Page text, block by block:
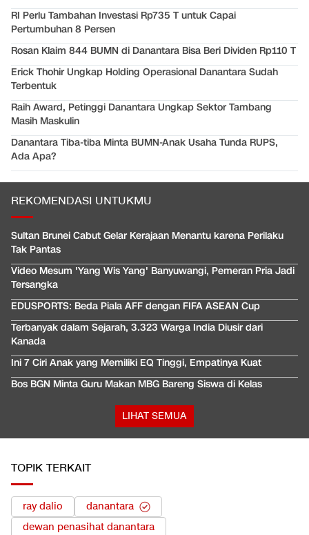
RI Perlu Tambahan Investasi Rp735 T untuk Capai
Pertumbuhan 8 Persen
Rosan Klaim 844 BUMN di Danantara Bisa Beri Dividen Rp110 T
Erick Thohir Ungkap Holding Operasional Danantara Sudah
Terbentuk
Raih Award, Petinggi Danantara Ungkap Sektor Tambang
Masih Maskulin
Danantara Tiba-tiba Minta BUMN-Anak Usaha Tunda RUPS,
Ada Apa?
REKOMENDASI UNTUKMU
Sultan Brunei Cabut Gelar Kerajaan Menantu karena Perilaku
Tak Pantas
Video Mesum 'Yang Wis Yang' Banyuwangi, Pemeran Pria Jadi
Tersangka
EDUSPORTS: Beda Piala AFF dengan FIFA ASEAN Cup
Terbanyak dalam Sejarah, 3.323 Warga India Diusir dari
Kanada
Ini 7 Ciri Anak yang Memiliki EQ Tinggi, Empatinya Kuat
Bos BGN Minta Guru Makan MBG Bareng Siswa di Kelas
LIHAT SEMUA
TOPIK TERKAIT
ray dalio
danantara
dewan penasihat danantara